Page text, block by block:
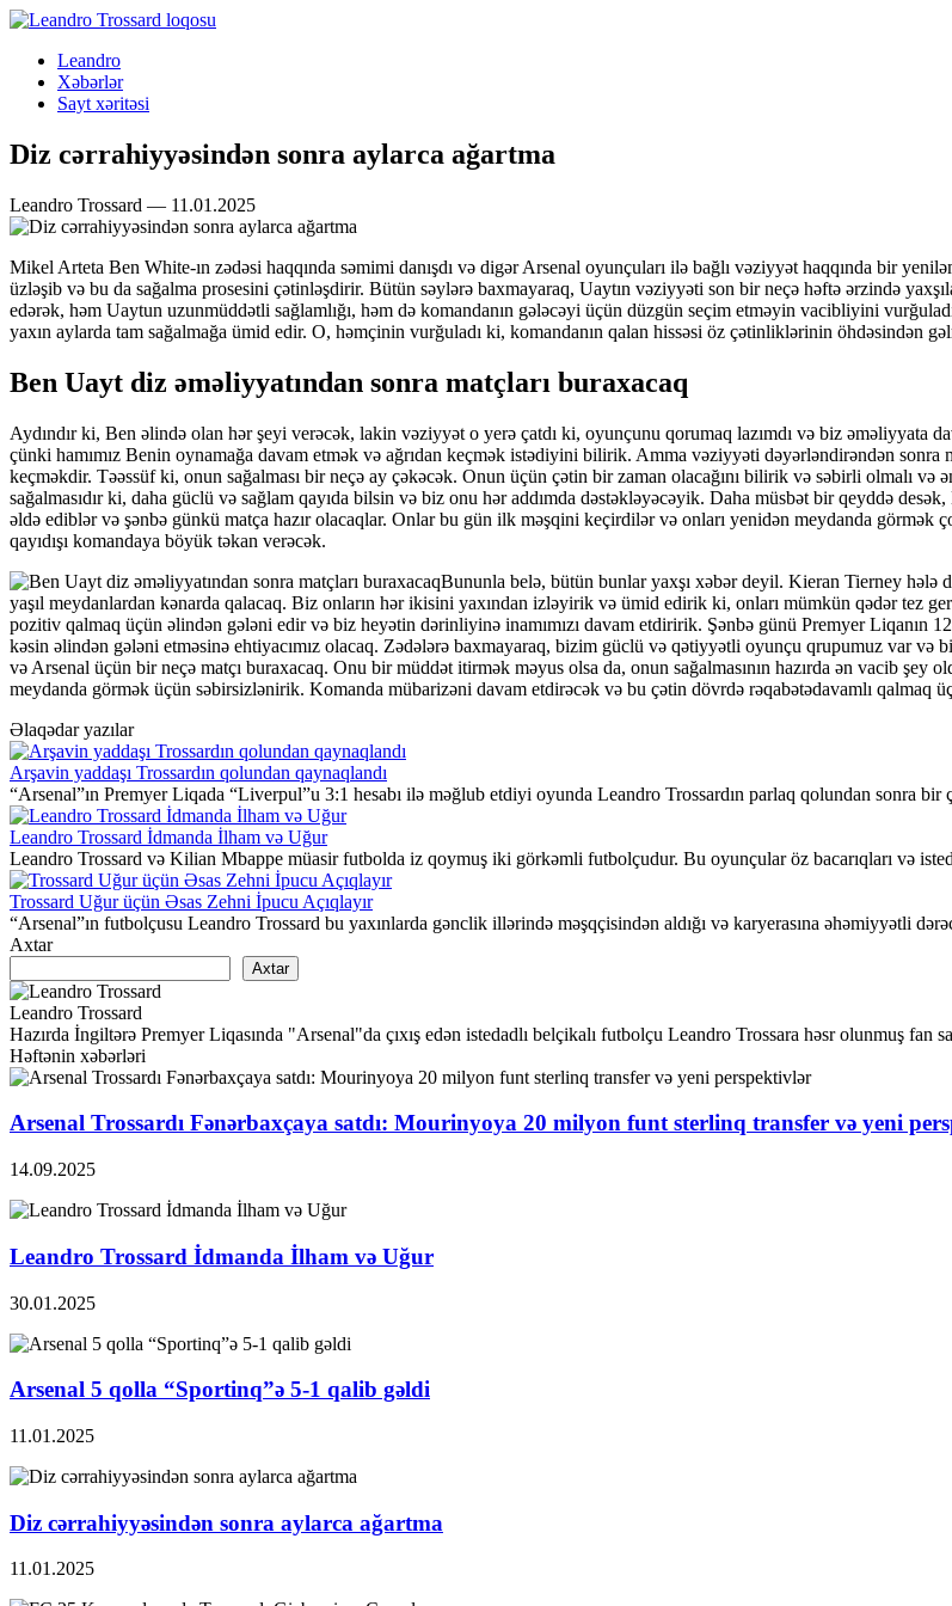
Leandro
Xəbərlər
Sayt xəritəsi
Diz cərrahiyyəsindən sonra aylarca ağartma
Leandro Trossard — 11.01.2025
Mikel Arteta Ben White-ın zədəsi haqqında səmimi danışdı və digər Arsenal oyunçuları ilə bağlı vəziyyət haqqında bir
üzləşib və bu da sağalma prosesini çətinləşdirir. Bütün səylərə baxmayaraq, Uaytın vəziyyəti son bir neçə həftə ərzində
edərək, həm Uaytun uzunmüddətli sağlamlığı, həm də komandanın gələcəyi üçün düzgün seçim etməyin vacibliyini
yaxın aylarda tam sağalmağa ümid edir. O, həmçinin vurğuladı ki, komandanın qalan hissəsi öz çətinliklərinin öhdəsindən
Ben Uayt diz əməliyyatından sonra matçları buraxacaq
Aydındır ki, Ben əlində olan hər şeyi verəcək, lakin vəziyyət o yerə çatdı ki, oyunçunu qorumaq lazımdı və biz əməliyyata
çünki hamımız Benin oynamağa davam etmək və ağrıdan keçmək istədiyini bilirik. Amma vəziyyəti dəyərləndirəndən
keçməkdir. Təəssüf ki, onun sağalması bir neçə ay çəkəcək. Onun üçün çətin bir zaman olacağını bilirik və səbirli olmalı
sağalmasıdır ki, daha güclü və sağlam qayıda bilsin və biz onu hər addımda dəstəkləyəcəyik. Daha müsbət bir qeyddə
əldə ediblər və şənbə günkü matça hazır olacaqlar. Onlar bu gün ilk məşqini keçirdilər və onları yenidən meydanda görmək
qayıdışı komandaya böyük təkan verəcək.
Bununla belə, bütün bunlar yaxşı xəbər deyil. Kieran Tierney hələ
yaşıl meydanlardan kənarda qalacaq. Biz onların hər ikisini yaxından izləyirik və ümid edirik ki, onları mümkün qədər tez
pozitiv qalmaq üçün əlindən gələni edir və biz heyətin dərinliyinə inamımızı davam etdiririk. Şənbə günü Premyer Liqanın
kəsin əlindən gələni etməsinə ehtiyacımız olacaq. Zədələrə baxmayaraq, bizim güclü və qətiyyətli oyunçu qrupumuz var
və Arsenal üçün bir neçə matçı buraxacaq. Onu bir müddət itirmək məyus olsa da, onun sağalmasının hazırda ən vacib şey
meydanda görmək üçün səbirsizlənirik. Komanda mübarizəni davam etdirəcək və bu çətin dövrdə rəqabətədavamlı qalmaq
Əlaqədar yazılar
Arşavin yaddaşı Trossardın qolundan qaynaqlandı
“Arsenal”ın Premyer Liqada “Liverpul”u 3:1 hesabı ilə məğlub etdiyi oyunda Leandro Trossardın parlaq qolundan sonra bir
Leandro Trossard İdmanda İlham və Uğur
Leandro Trossard və Kilian Mbappe müasir futbolda iz qoymuş iki görkəmli futbolçudur. Bu oyunçular öz bacarıqları və
Trossard Uğur üçün Əsas Zehni İpucu Açıqlayır
“Arsenal”ın futbolçusu Leandro Trossard bu yaxınlarda gənclik illərində məşqçisindən aldığı və karyerasına əhəmiyyətli
Axtar
Axtar
Leandro Trossard
Hazırda İngiltərə Premyer Liqasında "Arsenal"da çıxış edən istedadlı belçikalı futbolçu Leandro Trossara həsr olunmuş fan
Həftənin xəbərləri
Arsenal Trossardı Fənərbaxçaya satdı: Mourinyoya 20 milyon funt sterlinq transfer və yeni
14.09.2025
Leandro Trossard İdmanda İlham və Uğur
30.01.2025
Arsenal 5 qolla “Sportinq”ə 5-1 qalib gəldi
11.01.2025
Diz cərrahiyyəsindən sonra aylarca ağartma
11.01.2025